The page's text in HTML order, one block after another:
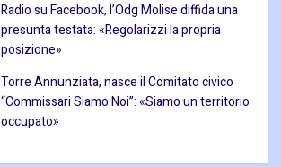
Radio su Facebook, l’Odg Molise diffida una
presunta testata: «Regolarizzi la propria
posizione»
Torre Annunziata, nasce il Comitato civico
“Commissari Siamo Noi”: «Siamo un territorio
occupato»